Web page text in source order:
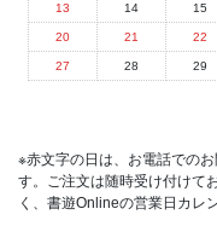
13 14 15
20 21 22
27 28 29
※赤文字の日は、お電話での
す。ご注文は随時受け付けて
く、書遊Onlineの営業日カレ